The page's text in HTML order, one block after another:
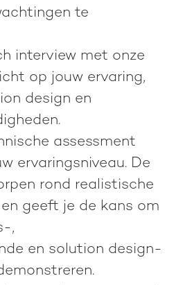
te
interview met onze
op jouw ervaring,
design en
assessment
ervaringsniveau. De
rond realistische
geeft je de kans om
,
en solution design-